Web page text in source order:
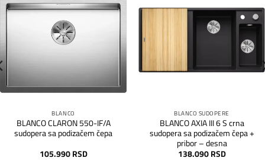
Dodaj
na
BLANCO
BLANCO CLARON 550-IF/A
sudopera sa podizačem čepa
105.990 RSD
Dodaj
na
listu
BLANCO SUDOPERE
BLANCO AXIA III 6 S crna
sudopera sa podizačem čepa +
pribor – desna
138.090 RSD